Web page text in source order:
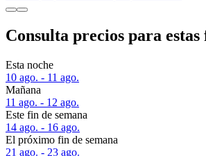
Consulta precios para estas
Esta noche
10 ago. - 11 ago.
Mañana
11 ago. - 12 ago.
Este fin de semana
14 ago. - 16 ago.
El próximo fin de semana
21 ago. - 23 ago.